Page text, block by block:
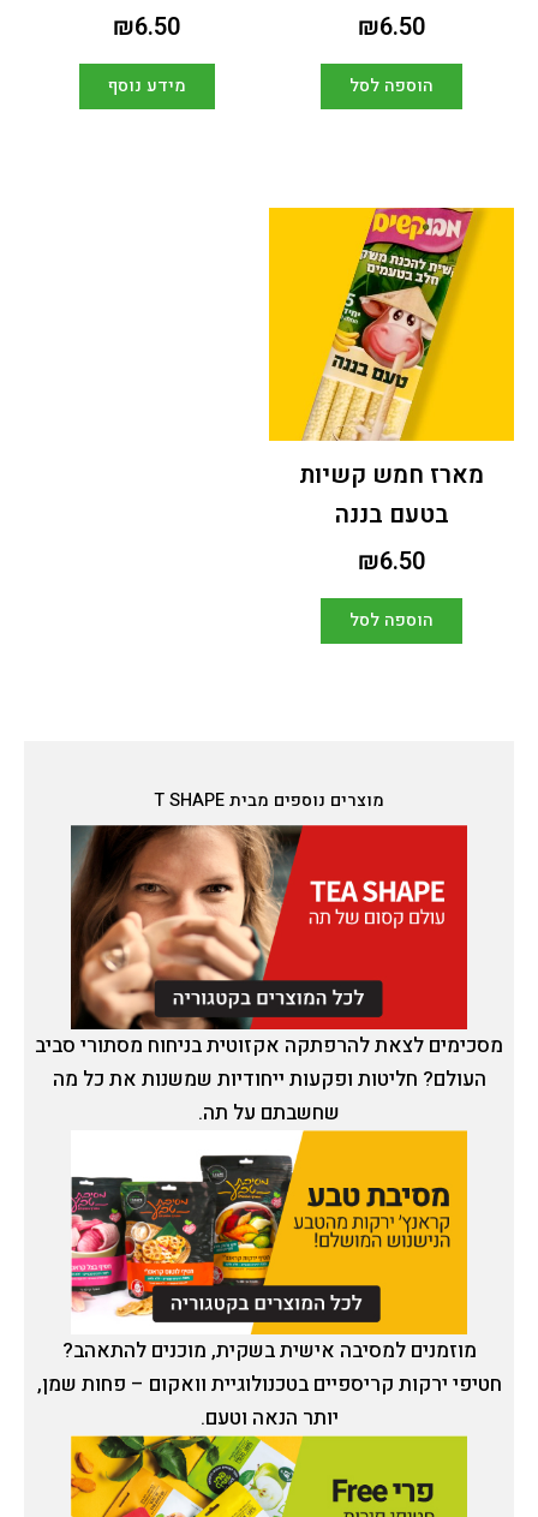
₪6.50
הוספה לסל
₪6.50
מידע נוסף
מארז חמש קשיות
בטעם בננה
₪6.50
הוספה לסל
מוצרים נוספים מבית T SHAPE
מסכימים לצאת להרפתקה אקזוטית בניחוח מסתורי סביב
העולם? חליטות ופקעות ייחודיות שמשנות את כל מה
שחשבתם על תה.
מוזמנים למסיבה אישית בשקית, מוכנים להתאהב?
חטיפי ירקות קריספיים בטכנולוגיית וואקום – פחות שמן,
יותר הנאה וטעם.